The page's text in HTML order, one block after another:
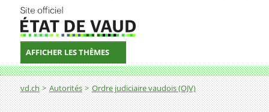
AFFICHER LES THÈMES
Fil d'Ariane
vd.ch Autorités Ordre judiciaire vaudois (OJV)